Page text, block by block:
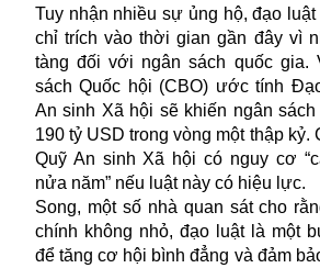
Tuy nhận nhiều sự ủng hộ, đạo luật
chỉ trích vào thời gian gần đây vì
tàng đối với ngân sách quốc gia.
sách Quốc hội (CBO) ước tính
An sinh Xã hội sẽ khiến ngân
190 tỷ USD trong vòng một thập kỷ.
Quỹ An sinh Xã hội có nguy cơ
nửa năm” nếu luật này có hiệu lực.
Song, một số nhà quan sát cho
chính không nhỏ, đạo luật là một
để tăng cơ hội bình đẳng và đảm